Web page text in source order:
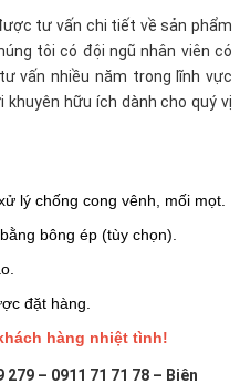
tư vấn chi tiết về sản phẩm
tôi có đội ngũ nhân viên có
vấn nhiều năm trong lĩnh vực
hữu ích dành cho quý vị
lý chống cong vênh, mối mọt.
bông ép (tùy chọn).
đặt hàng.
hàng nhiệt tình!
– 0911 71 71 78 – Biên